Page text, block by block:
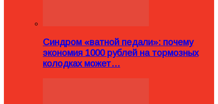
Синдром «ватной педали»: почему
экономия 1000 рублей на тормозных
колодках может…